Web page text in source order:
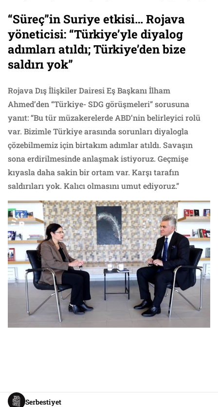
“Süreç”in Suriye etkisi… Rojava
yöneticisi: “Türkiye’yle diyalog
adımları atıldı; Türkiye’den bize
saldırı yok”
Rojava Dış İlişkiler Dairesi Eş Başkanı İlham
Ahmed’den “Türkiye- SDG görüşmeleri” sorusuna
yanıt: “Bu tür müzakerelerde ABD’nin belirleyici rolü
var. Bizimle Türkiye arasında sorunları diyalogla
çözebilmemiz için birtakım adımlar atıldı. Savaşın
sona erdirilmesinde anlaşmak istiyoruz. Geçmişe
kıyasla daha sakin bir ortam var. Karşı tarafın
saldırıları yok. Kalıcı olmasını umut ediyoruz.”
Serbestiyet